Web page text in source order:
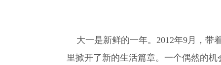
大一是新鲜的一年。2012年9月，带
里掀开了新的生活篇章。一个偶然的